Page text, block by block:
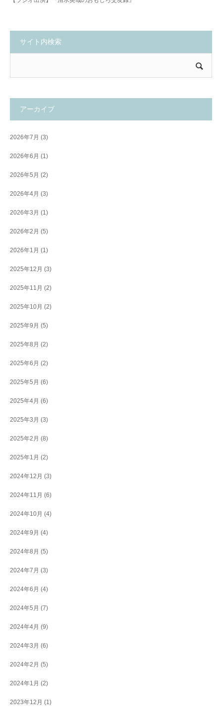
サイト内検索
アーカイブ
2026年7月 (3)
2026年6月 (1)
2026年5月 (2)
2026年4月 (3)
2026年3月 (1)
2026年2月 (5)
2026年1月 (1)
2025年12月 (3)
2025年11月 (2)
2025年10月 (2)
2025年9月 (5)
2025年8月 (2)
2025年6月 (2)
2025年5月 (6)
2025年4月 (6)
2025年3月 (3)
2025年2月 (8)
2025年1月 (2)
2024年12月 (3)
2024年11月 (6)
2024年10月 (4)
2024年9月 (4)
2024年8月 (5)
2024年7月 (3)
2024年6月 (4)
2024年5月 (7)
2024年4月 (9)
2024年3月 (6)
2024年2月 (5)
2024年1月 (2)
2023年12月 (1)